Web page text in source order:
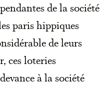
de la société
paris hippiques
de leurs
ces loteries
à la société